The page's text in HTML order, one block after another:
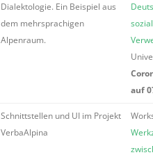
Dialektologie. Ein Beispiel aus
dem mehrsprachigen
Alpenraum.
auf
Schnittstellen und UI im Projekt
VerbaAlpina